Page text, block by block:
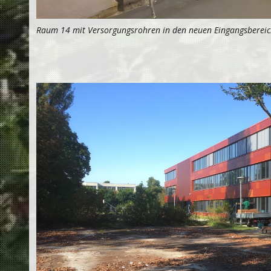
Raum 14 mit Versorgungsrohren in den neuen